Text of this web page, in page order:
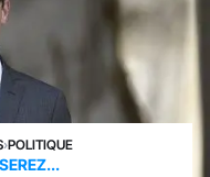
›POLITIQUE